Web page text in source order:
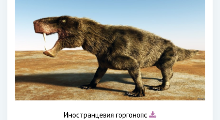
Иностранцевия горгонопс